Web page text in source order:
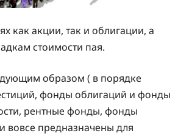
как акции, так и облигации, а
стоимости пая.
образом ( в порядке
фонды облигаций и фонды
рентные фонды, фонды
вовсе предназначены для